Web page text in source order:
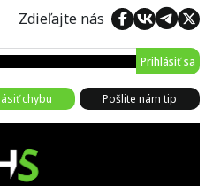
Zdieľajte nás
Prihlásiť sa
chybu Pošlite nám tip